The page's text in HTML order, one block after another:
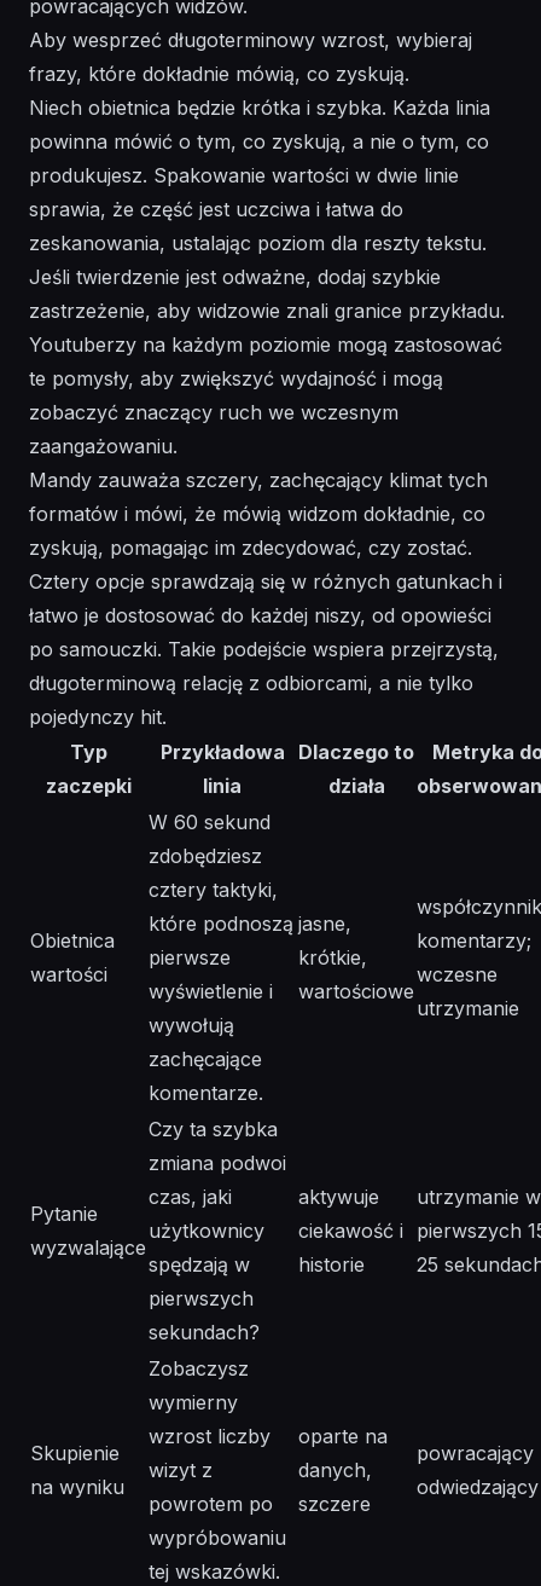
powracających widzów.
Aby wesprzeć długoterminowy wzrost, wybieraj
frazy, które dokładnie mówią, co zyskują.
Niech obietnica będzie krótka i szybka. Każda linia
powinna mówić o tym, co zyskują, a nie o tym, co
produkujesz. Spakowanie wartości w dwie linie
sprawia, że część jest uczciwa i łatwa do
zeskanowania, ustalając poziom dla reszty tekstu.
Jeśli twierdzenie jest odważne, dodaj szybkie
zastrzeżenie, aby widzowie znali granice przykładu.
Youtuberzy na każdym poziomie mogą zastosować
te pomysły, aby zwiększyć wydajność i mogą
zobaczyć znaczący ruch we wczesnym
zaangażowaniu.
Mandy zauważa szczery, zachęcający klimat tych
formatów i mówi, że mówią widzom dokładnie, co
zyskują, pomagając im zdecydować, czy zostać.
Cztery opcje sprawdzają się w różnych gatunkach i
łatwo je dostosować do każdej niszy, od opowieści
po samouczki. Takie podejście wspiera przejrzystą,
długoterminową relację z odbiorcami, a nie tylko
pojedynczy hit.
Typ
zaczepki
Przykładowa
linia
Dlaczego to
działa
Metryka
Obietnica
wartości
W 60 sekund
zdobędziesz
cztery taktyki,
które podnoszą
pierwsze
wyświetlenie i
wywołują
zachęcające
komentarze.
jasne,
krótkie,
wartościowe
współczynnik
komentarzy;
wczesne
utrzymanie
Pytanie
wyzwalające
Czy ta szybka
zmiana podwoi
czas, jaki
użytkownicy
spędzają w
pierwszych
sekundach?
aktywuje
ciekawość i
historie
utrzymanie w
pierwszych
25
Skupienie
na wyniku
Zobaczysz
wymierny
wzrost liczby
wizyt z
powrotem po
wypróbowaniu
tej wskazówki.
oparte na
danych,
szczere
powracający
odwiedzający